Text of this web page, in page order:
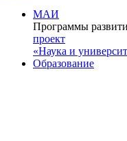
МАИ
Программы
проект
«Наука и
Образование